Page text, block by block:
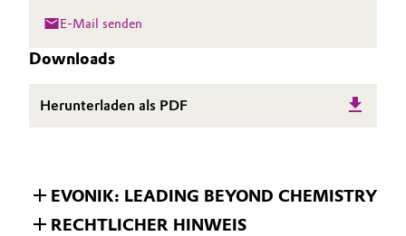
E-Mail senden
Downloads
Herunterladen als PDF
EVONIK: LEADING BEYOND CHEMISTRY
RECHTLICHER HINWEIS